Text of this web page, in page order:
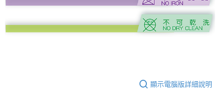
顯示電腦版詳細說明